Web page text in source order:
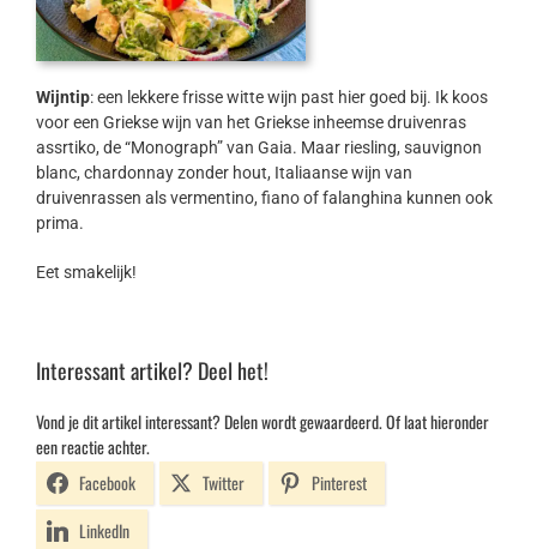
Wijntip: een lekkere frisse witte wijn past hier goed bij. Ik koos
voor een Griekse wijn van het Griekse inheemse druivenras
assrtiko, de “Monograph” van Gaia. Maar riesling, sauvignon
blanc, chardonnay zonder hout, Italiaanse wijn van
druivenrassen als vermentino, fiano of falanghina kunnen ook
prima.
Eet smakelijk!
Interessant artikel? Deel het!
Vond je dit artikel interessant? Delen wordt gewaardeerd. Of laat hieronder
een reactie achter.
Facebook
Twitter
Pinterest
LinkedIn